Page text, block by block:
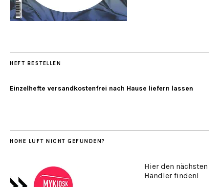
HEFT BESTELLEN
Einzelhefte versandkostenfrei nach Hause liefern lassen
HOHE LUFT NICHT GEFUNDEN?
Hier den nächsten
Händler finden!